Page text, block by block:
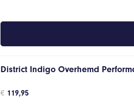
District Indigo Overhemd
€ 119,95